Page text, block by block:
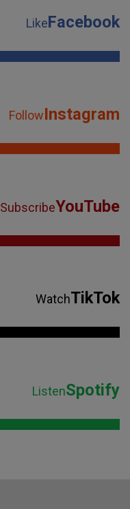
LikeFacebook
FollowInstagram
SubscribeYouTube
WatchTikTok
ListenSpotify